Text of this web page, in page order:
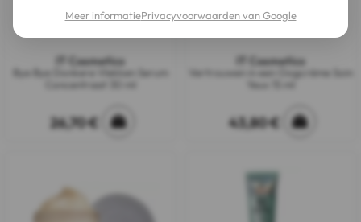
IT Cosmetics
Bye Bye Donkere Vlekken Serum
Concentraat 30 ml
26,70 €
IT Cosmetics
Vertrouwen in een Oogcrème Soin
43,80 €
Meer informatiePrivacyvoorwaarden van Google